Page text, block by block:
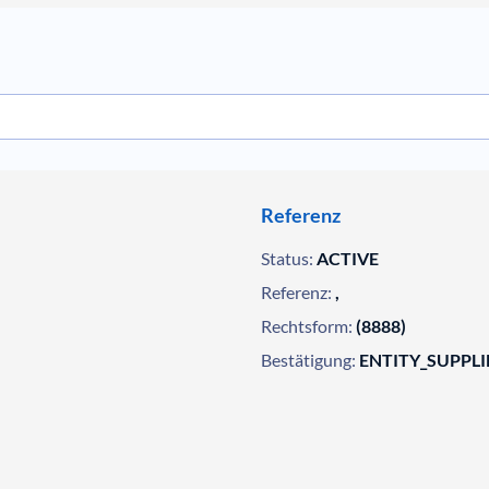
Referenz
Status: ACTIVE
Referenz: ,
Rechtsform: (8888)
Bestätigung: